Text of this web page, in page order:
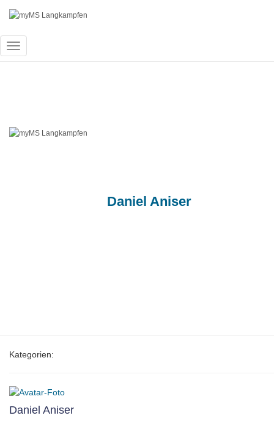
Navigation
Daniel Aniseron
Kategorien:
Daniel Aniser